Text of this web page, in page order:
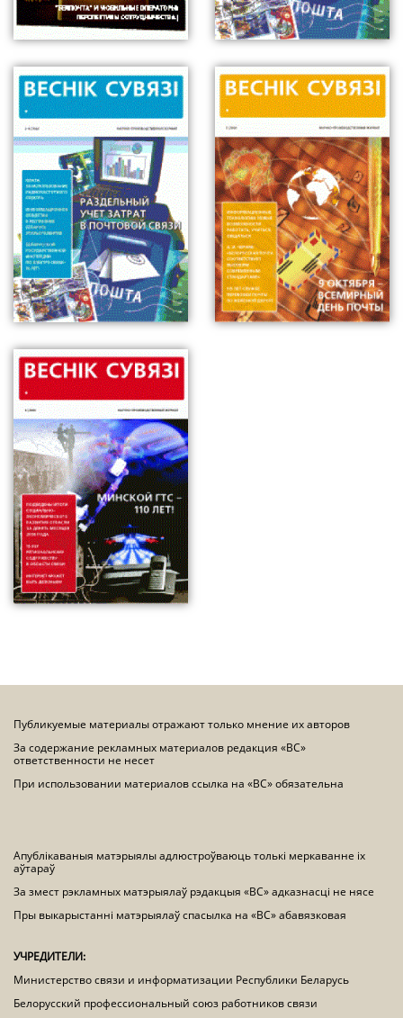
Публикуемые материалы отражают только мнение их авторов
За содержание рекламных материалов редакция «ВС»
ответственности не несет
При использовании материалов ссылка на «ВС» обязательна
Апублікаваныя матэрыялы адлюстроўваюць толькі меркаванне іх
аўтараў
За змест рэкламных матэрыялаў рэдакцыя «ВС» адказнасці не нясе
Пры выкарыстанні матэрыялаў спасылка на «ВС» абавязковая
УЧРЕДИТЕЛИ:
Министерство связи и информатизации Республики Беларусь
Белорусский профессиональный союз работников связи